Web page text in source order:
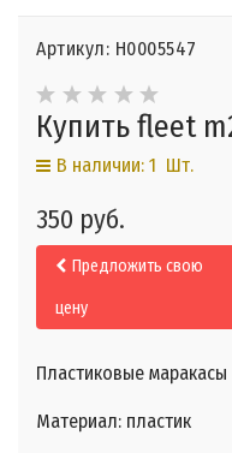
Артикул: Н0005547
Купить fleet
В наличии: 1 Шт.
350 руб.
Предложить свою
цену
Пластиковые маракасы
Материал: пластик